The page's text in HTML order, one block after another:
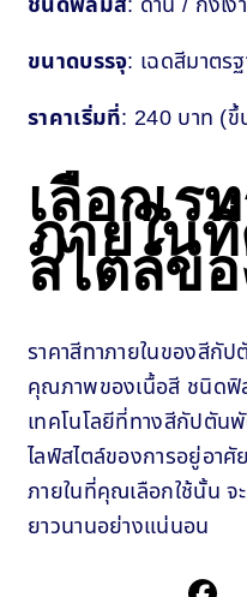
ขนาดบรรจุ: เฉดสีมาตร
ราคาเริ่มที่: 240 บาท (
เลือกเร
ภายใน
สไตล์ข
ราคาสีทาภายในของสีกั
คุณภาพของเนื้อสี ชนิดฟิ
เทคโนโลยีที่ทางสีกัปตั
ไลฟ์สไตล์ของการอยู่อา
ภายในที่คุณเลือกใช้นั้น จ
ยาวนานอย่างแน่นอน